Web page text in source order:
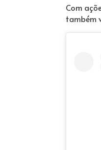
Com
também